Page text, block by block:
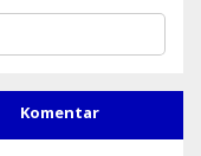
Komentar